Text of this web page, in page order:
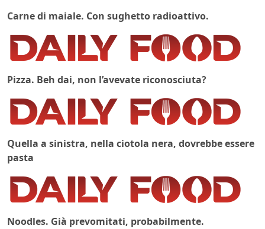
Carne di maiale. Con sughetto radioattivo.
Pizza. Beh dai, non l’avevate riconosciuta?
Quella a sinistra, nella ciotola nera, dovrebbe essere
pasta
Noodles. Già prevomitati, probabilmente.